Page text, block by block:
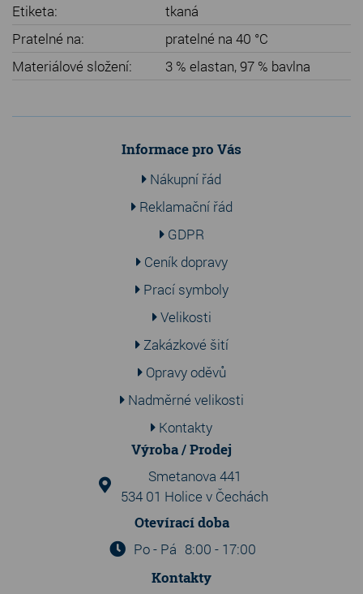
Etiketa:
tkaná
Pratelné na:
pratelné na 40 °C
Materiálové složení:
3 % elastan, 97 % bavlna
Informace pro Vás
Nákupní řád
Reklamační řád
GDPR
Ceník dopravy
Prací symboly
Velikosti
Zakázkové šití
Opravy oděvů
Nadměrné velikosti
Kontakty
Výroba / Prodej
Smetanova 441
534 01 Holice v Čechách
Otevírací doba
Po - Pá 8:00 - 17:00
Kontakty